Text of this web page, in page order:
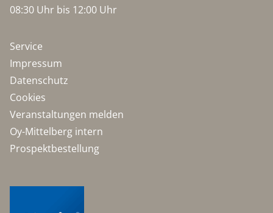
08:30 Uhr bis 12:00 Uhr
Service
Impressum
Datenschutz
Cookies
Veranstaltungen melden
Oy-Mittelberg intern
Prospektbestellung